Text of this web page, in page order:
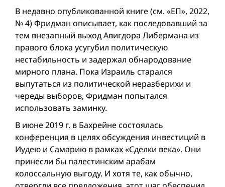
В недавно опубликованной книге (см. «ЕП», 2022,
№ 4) Фридман описывает, как последовавший за
тем внезапный выход Авигдора Либермана из
правого блока усугубил политическую
нестабильность и задержал обнародование
мирного плана. Пока Израиль старался
выпутаться из политической неразберихи и
череды выборов, Фридман попытался
использовать заминку.
В июне 2019 г. в Бахрейне состоялась
конференция в целях обсуждения инвестиций в
Иудею и Самарию в рамках «Сделки века». Они
принесли бы палестинским арабам
колоссальную выгоду. И хотя те, как обычно,